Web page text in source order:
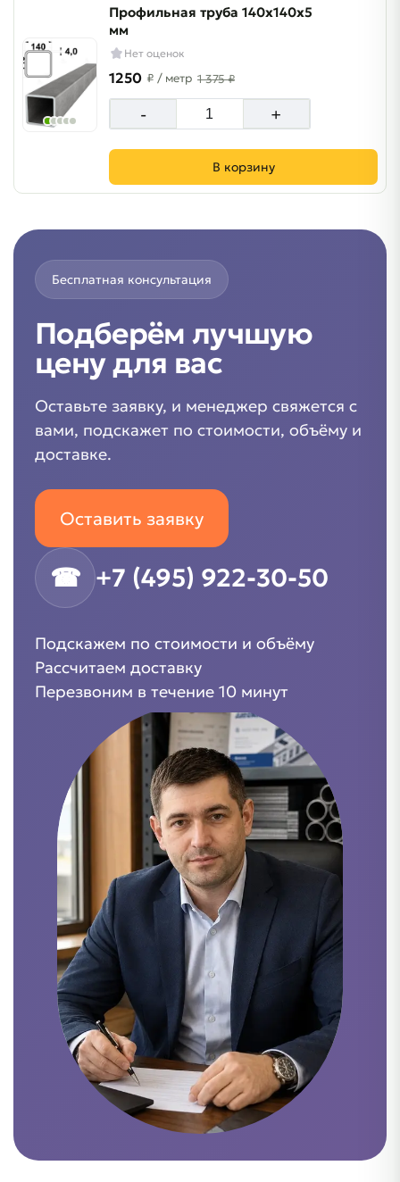
Профильная труба 140х140х5
мм
Нет оценок
1250 ₽ / метр 1 375 ₽
- +
В корзину
Бесплатная консультация
Подберём лучшую
цену для вас
Оставьте заявку, и менеджер свяжется с
вами, подскажет по стоимости, объёму и
доставке.
Оставить заявку
☎ +7 (495) 922-30-50
Подскажем по стоимости и объёму
Рассчитаем доставку
Перезвоним в течение 10 минут